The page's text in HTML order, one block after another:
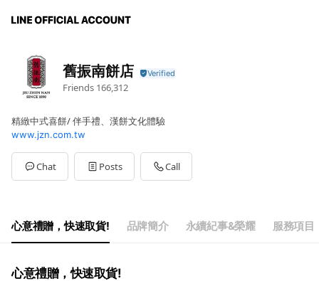
舊振南餅店
Friends 166,312
精緻中式喜餅/ 伴手禮、漢餅文化體驗
www.jzn.com.tw
Chat Posts Call
心意禮贈，快速取貨! 品牌簡介 永續紀事&榮耀 服務項目
心意禮贈，快速取貨!